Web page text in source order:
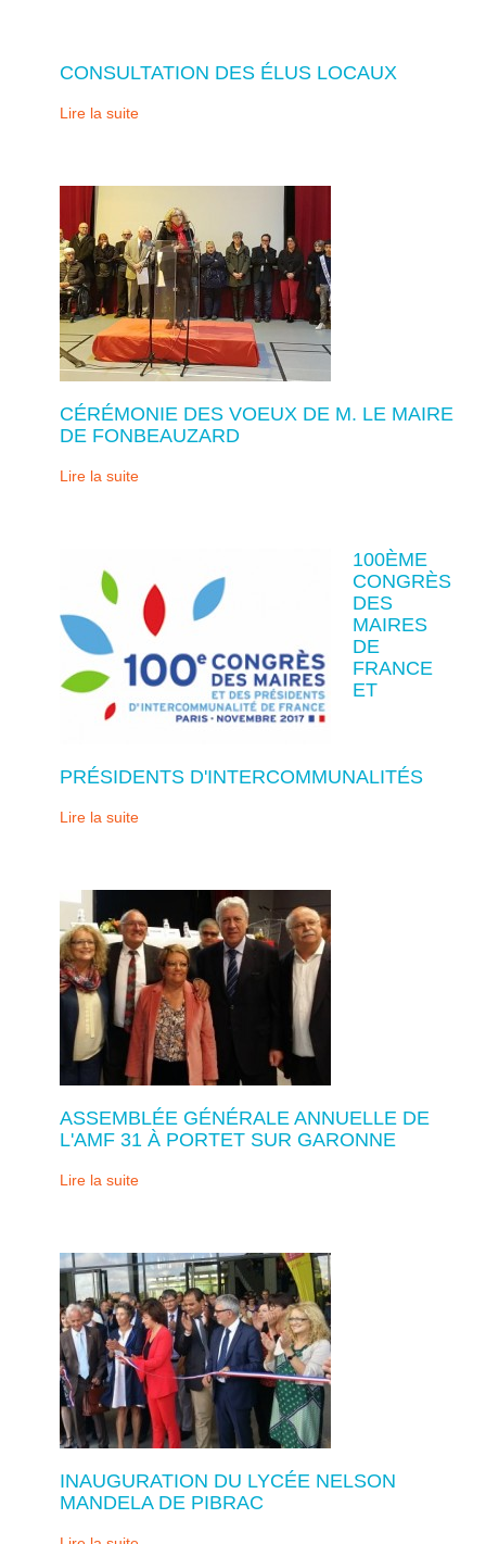
CONSULTATION DES ÉLUS LOCAUX
Lire la suite
CÉRÉMONIE DES VOEUX DE M. LE MAIRE
DE FONBEAUZARD
Lire la suite
100ÈME
CONGRÈS
DES
MAIRES
DE
FRANCE
ET
PRÉSIDENTS D'INTERCOMMUNALITÉS
Lire la suite
ASSEMBLÉE GÉNÉRALE ANNUELLE DE
L'AMF 31 À PORTET SUR GARONNE
Lire la suite
INAUGURATION DU LYCÉE NELSON
MANDELA DE PIBRAC